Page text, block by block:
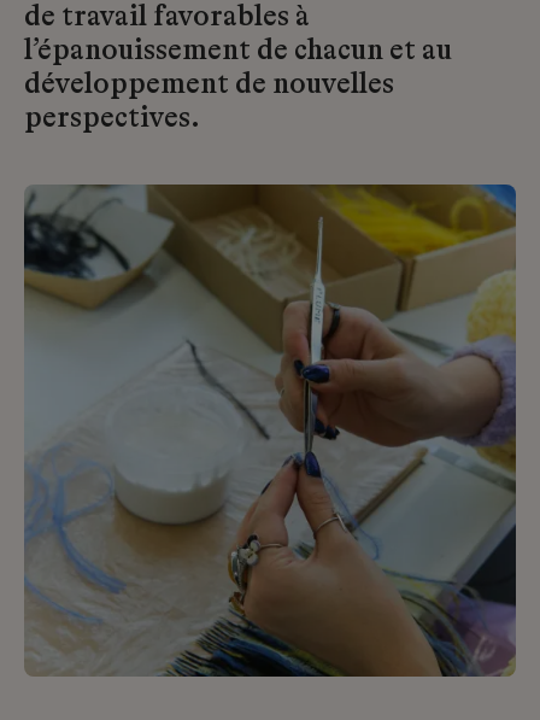
de travail favorables à
l’épanouissement de chacun et au
développement de nouvelles
perspectives.